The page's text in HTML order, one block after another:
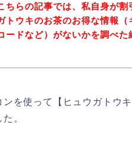
ちらの記事では、私自身が
トウキのお茶のお得な情報
ードなど）がないかを調べた
ンを使って【ヒュウガトウ
。